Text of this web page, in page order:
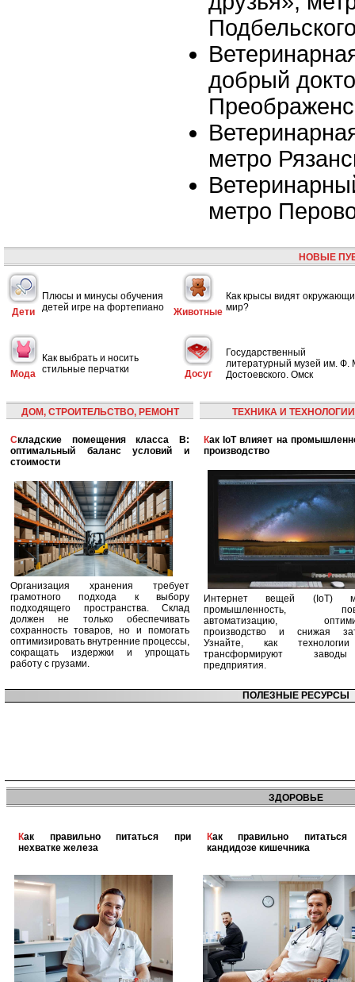
добрый
метро
метро
НОВЫЕ
Дети
Плюсы и минусы обучения
детей игре на фортепиано
Животные
Как крысы видят
мир?
Мода
Как выбрать и носить
стильные перчатки
Досуг
Государственный
литературный музей им. Ф.
Достоевского. Омск
ДОМ, СТРОИТЕЛЬСТВО, РЕМОНТ
Складские помещения класса B:
оптимальный баланс условий и
стоимости
Организация хранения требует
грамотного подхода к выбору
подходящего пространства. Склад
должен не только обеспечивать
сохранность товаров, но и помогать
оптимизировать внутренние процессы,
сокращать издержки и упрощать
работу с грузами.
ТЕХНИКА И ТЕХНОЛОГИИ
Как IoT влияет на промышленность и
производство
Интернет вещей (IoT)
промышленность,
автоматизацию,
производство и снижая
Узнайте, как
трансформируют
предприятия.
ПОЛЕЗНЫЕ РЕСУРСЫ
ЗДОРОВЬЕ
Как правильно питаться при
нехватке железа
Как правильно питаться при
кандидозе кишечника